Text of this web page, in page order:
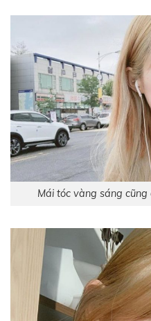
Mái tóc vàng sáng cũng